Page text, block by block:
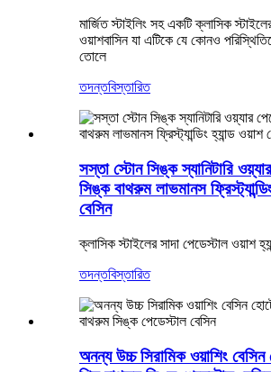
মার্জিত স্টাইলিং সহ একটি ক্লাসিক
ওয়াশবাসিন যা এটিকে যে কোনও
তোলে
তদন্তবিস্তারিত
সস্তা স্টোন সিঙ্ক স্যানিটারি
সিঙ্ক বাথরুম লাভমানস
বেসিন
ক্লাসিক স্টাইলের সাদা পেডেস্টাল ওয়াশ
তদন্তবিস্তারিত
অনন্য উচ্চ সিরামিক ওয়াশিং